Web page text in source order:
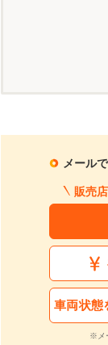
メール
販売
車両状態
※メ